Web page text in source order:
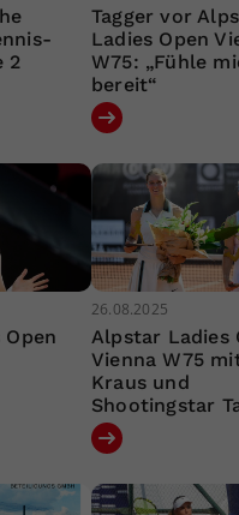
2
Tagger vor
Ladies Open
W75: „Fühle
bereit“
26.08.2025
Alpstar Ladies
Vienna W75
Kraus und
Shootingstar